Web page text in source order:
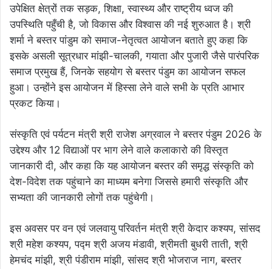
उपेक्षित क्षेत्रों तक सड़क, शिक्षा, स्वास्थ्य और राष्ट्रीय ध्वज की
उपस्थिति पहुँची है, जो विकास और विश्वास की नई शुरुआत है। श्री
शर्मा ने बस्तर पांडुम को समाज-नेतृत्वत आयोजन बताते हुए कहा कि
इसके असली सूत्रधार मांझी-चालकी, गयाता और पुजारी जैसे पारंपरिक
समाज प्रमुख हैं, जिनके सहयोग से बस्तर पंडुम का आयोजन सफल
हुआ। उन्होंने इस आयोजन में हिस्सा लेने वाले सभी के प्रति आभार
प्रकट किया।
संस्कृति एवं पर्यटन मंत्री श्री राजेश अग्रवाल ने बस्तर पंडुम 2026 के
उद्देश्य और 12 विद्याओं पर भाग लेने वाले कलाकारो की विस्तृत
जानकारी दी, और कहा कि यह आयोजन बस्तर की समृद्ध संस्कृति को
देश-विदेश तक पहुंचाने का माध्यम बनेगा जिससे हमारी संस्कृति और
सभ्यता की जानकारी लोगों तक पहुंचेगी।
इस अवसर पर वन एवं जलवायु परिवर्तन मंत्री श्री केदार कश्यप, सांसद
श्री महेश कश्यप, पद्म श्री अजय मंडावी, श्रीमती बुधरी ताती, श्री
हेमचंद मांझी, श्री पंडीराम मांझी, सांसद श्री भोजराज नाग, बस्तर